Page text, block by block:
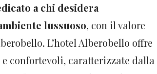
a chi desidera
lussuoso, con il valore
L’hotel Alberobello offre
confortevoli, caratterizzate dalla